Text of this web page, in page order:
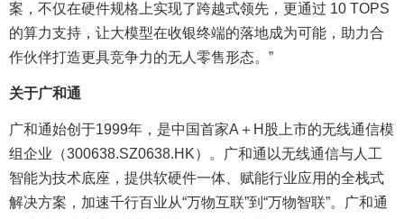
案，不仅在硬件规格上实现了跨越式领先，更通过 10 TOPS
的算力支持，让大模型在收银终端的落地成为可能，助力合
作伙伴打造更具竞争力的无人零售形态。”
关于广和通
广和通始创于1999年，是中国首家A＋H股上市的无线通信模
组企业（300638.SZ0638.HK）。广和通以无线通信与人工
智能为技术底座，提供软硬件一体、赋能行业应用的全栈式
解决方案，加速千行百业从“万物互联”到“万物智联”。广和通